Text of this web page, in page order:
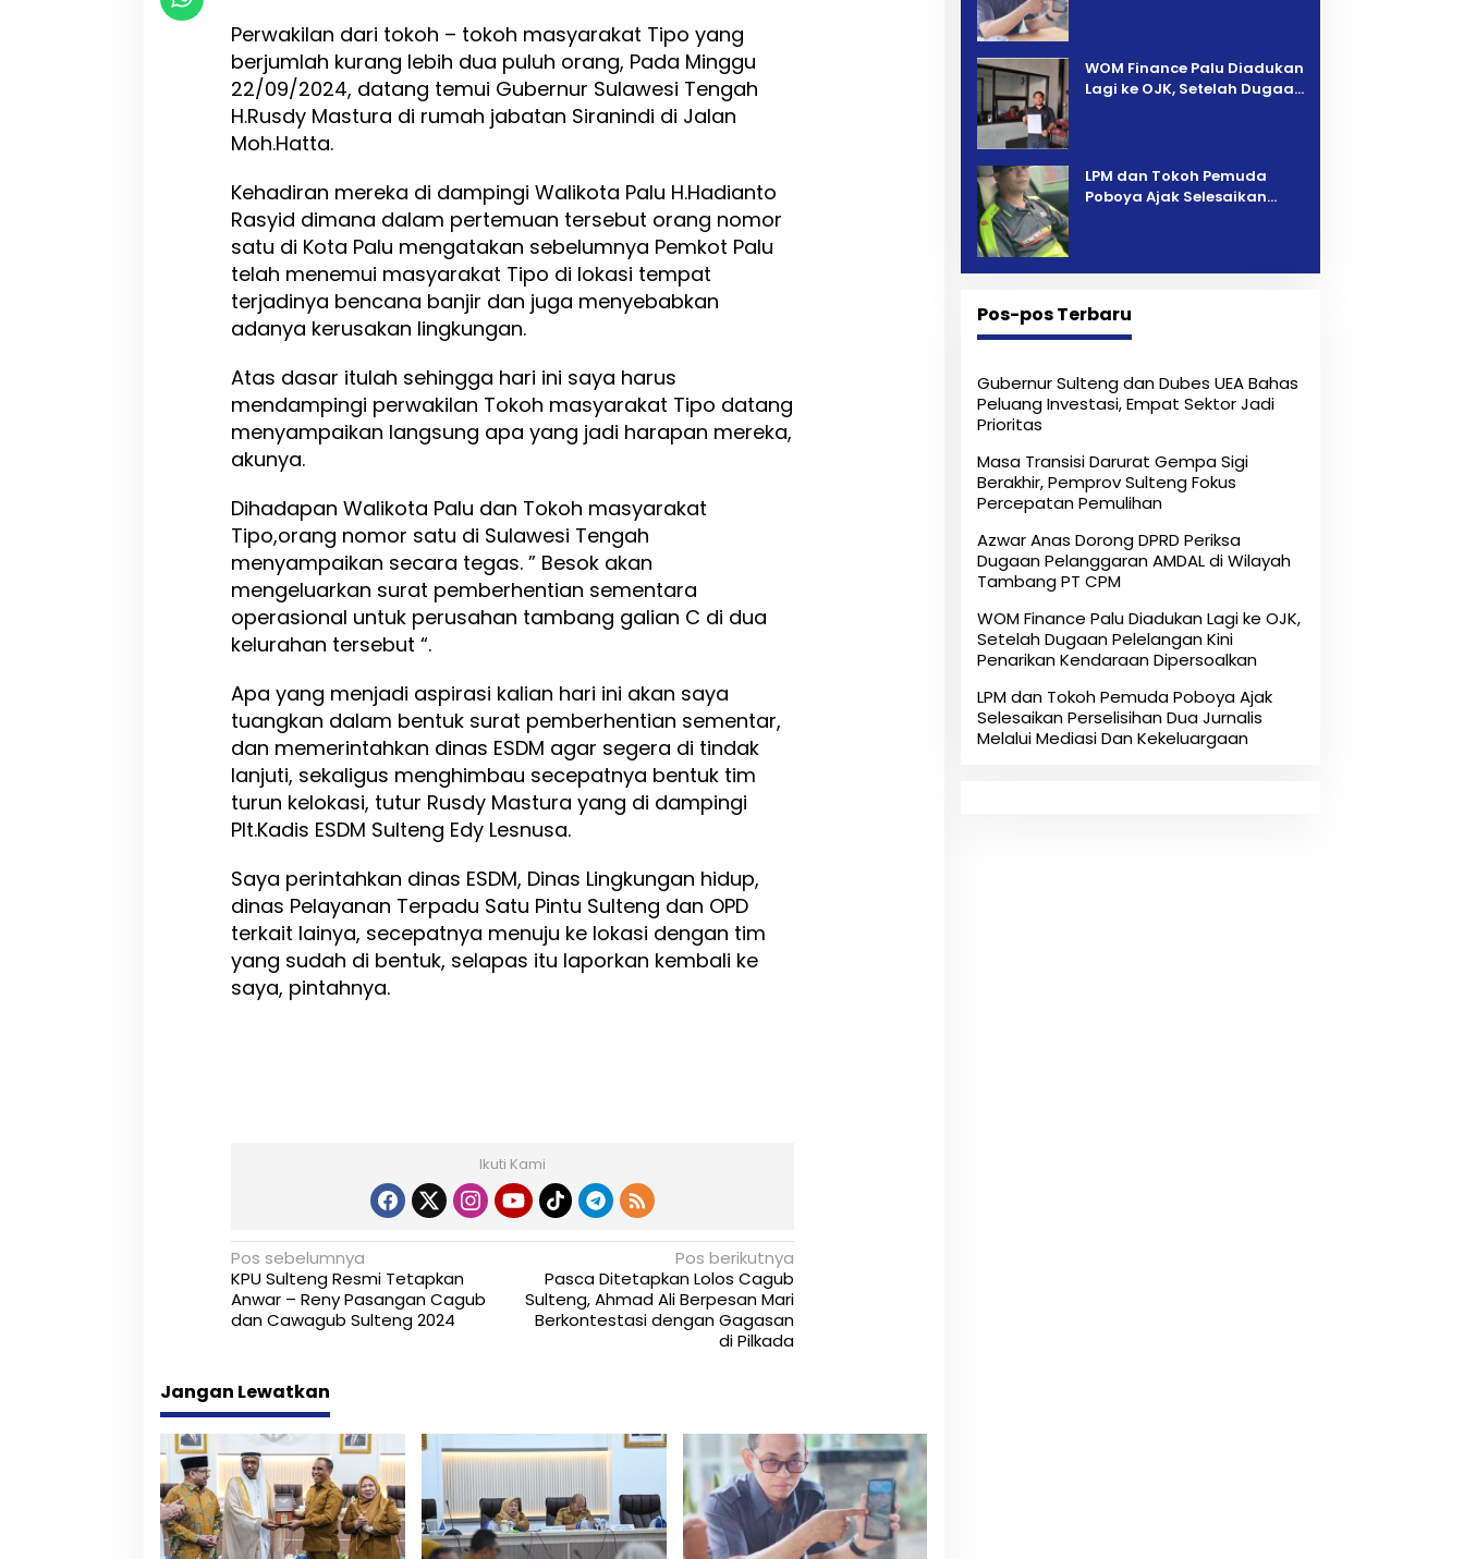
a
r
k
a
S
a
P
e
m
b
e
r
e
n
t
i
S
e
m
e
n
a
r
O
p
e
r
a
s
o
a
l
P
e
r
s
b
a
n
g
a
l
i
i
T
i
p
o
d
Perwakilan dari tokoh – tokoh masyarakat Tipo yang
berjumlah kurang lebih dua puluh orang, Pada Minggu
22/09/2024, datang temui Gubernur Sulawesi Tengah
H.Rusdy Mastura di rumah jabatan Siranindi di Jalan
Moh.Hatta.
Kehadiran mereka di dampingi Walikota Palu H.Hadianto
Rasyid dimana dalam pertemuan tersebut orang nomor
satu di Kota Palu mengatakan sebelumnya Pemkot Palu
telah menemui masyarakat Tipo di lokasi tempat
terjadinya bencana banjir dan juga menyebabkan
adanya kerusakan lingkungan.
Atas dasar itulah sehingga hari ini saya harus
mendampingi perwakilan Tokoh masyarakat Tipo datang
menyampaikan langsung apa yang jadi harapan mereka,
akunya.
Dihadapan Walikota Palu dan Tokoh masyarakat
Tipo,orang nomor satu di Sulawesi Tengah
menyampaikan secara tegas. ” Besok akan
mengeluarkan surat pemberhentian sementara
operasional untuk perusahan tambang galian C di dua
kelurahan tersebut “.
Apa yang menjadi aspirasi kalian hari ini akan saya
tuangkan dalam bentuk surat pemberhentian sementar,
dan memerintahkan dinas ESDM agar segera di tindak
lanjuti, sekaligus menghimbau secepatnya bentuk tim
turun kelokasi, tutur Rusdy Mastura yang di dampingi
Plt.Kadis ESDM Sulteng Edy Lesnusa.
Saya perintahkan dinas ESDM, Dinas Lingkungan hidup,
dinas Pelayanan Terpadu Satu Pintu Sulteng dan OPD
terkait lainya, secepatnya menuju ke lokasi dengan tim
yang sudah di bentuk, selapas itu laporkan kembali ke
saya, pintahnya.
Ikuti Kami
N
a
v
g
a
s
i
Pos sebelumnya
KPU Sulteng Resmi Tetapkan
Anwar – Reny Pasangan Cagub
dan Cawagub Sulteng 2024
Pos berikutnya
Pasca Ditetapkan Lolos Cagub
Sulteng, Ahmad Ali Berpesan Mari
Berkontestasi dengan Gagasan
di Pilkada
Jangan Lewatkan
‎WOM Finance Palu Diadukan
Lagi ke OJK, Setelah Dugaan
LPM dan Tokoh Pemuda
Poboya Ajak Selesaikan
Pos-pos Terbaru
Gubernur Sulteng dan Dubes UEA Bahas
Peluang Investasi, Empat Sektor Jadi
Prioritas
Masa Transisi Darurat Gempa Sigi
Berakhir, Pemprov Sulteng Fokus
Percepatan Pemulihan
Azwar Anas Dorong DPRD Periksa
Dugaan Pelanggaran AMDAL di Wilayah
Tambang PT CPM
‎WOM Finance Palu Diadukan Lagi ke OJK,
Setelah Dugaan Pelelangan Kini
Penarikan Kendaraan Dipersoalkan ‎
LPM dan Tokoh Pemuda Poboya Ajak
Selesaikan Perselisihan Dua Jurnalis
Melalui Mediasi Dan Kekeluargaan